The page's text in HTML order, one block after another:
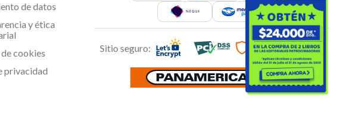
de datos
y ética
cookies
privacidad
Sitio seguro: